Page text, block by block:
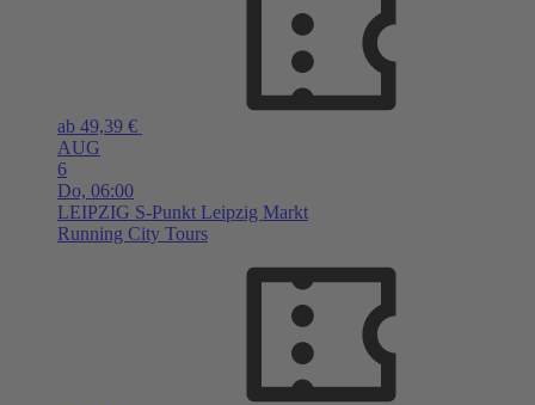
ab 49,39 €
AUG
6
Do, 06:00
LEIPZIG S-Punkt Leipzig Markt
Running City Tours